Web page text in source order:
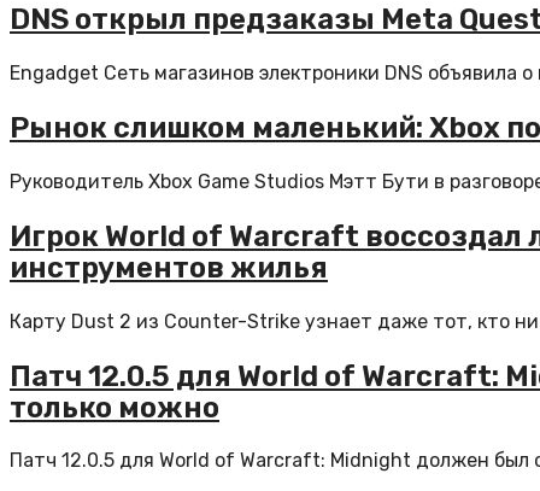
DNS открыл предзаказы Meta
Engadget Сеть магазинов электроники DNS объявила
Рынок слишком маленький: Xbox
Руководитель Xbox Game Studios Мэтт Бути в
Игрок World of Warcraft
инструментов жилья
Карту Dust 2 из Counter-Strike узнает даже тот, кто
Патч 12.0.5 для World of Warcraft:
только можно
Патч 12.0.5 для World of Warcraft: Midnight должен